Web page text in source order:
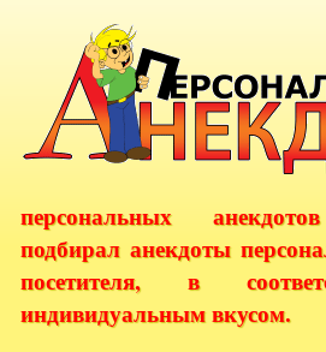
персональных
подбирал анекдоты
посетителя, в
индивидуальным вкусом.